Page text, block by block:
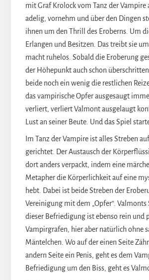
mit Graf Krolock vom Tanz der Vampire
adelig, vornehm und über den Dingen
ihnen um den Thrill des Eroberns. Um
Erlangen und Besitzen. Das treibt sie
macht ruhelos. Sobald die Eroberung
der Höhepunkt auch schon
beide noch ein wenig die restlichen
das vampirische Opfer ausgesaugt
verliert, verliert Valmont ausgelaugt
Lust an seiner Beute. Und das Spiel
Im Tanz der Vampire ist alles Streben
gerichtet. Der Austausch der
dort anders verpackt, indem eine
Metapher die Körperlichkeit auf eine
hebt. Dabei ist beide Streben der
Vereinigung mit dem „Opfer“. Valmonts
dieser Befriedigung ist ebenso rein und
Vampirgrafen, hier aber natürlich ohne
Mäntelchen. Wo auf der einen Seite
andern Seite ein Penis, geht es dem
Befriedigung um den Biss, geht es